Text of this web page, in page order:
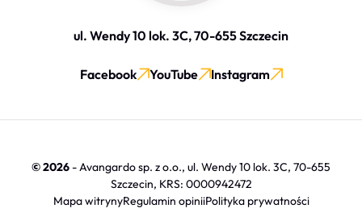
ul. Wendy 10 lok. 3C, 70-655 Szczecin
Facebook YouTube Instagram
© 2026 - Avangardo sp. z o.o., ul. Wendy 10 lok. 3C, 70-655
Szczecin, KRS: 0000942472
Mapa witrynyRegulamin opiniiPolityka prywatności